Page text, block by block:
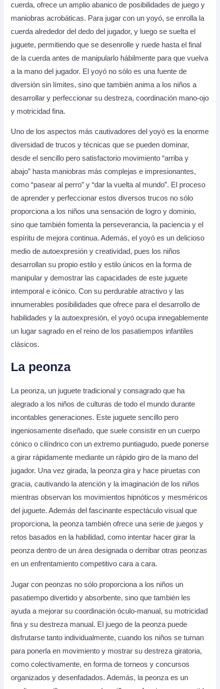
cuerda, ofrece un amplio abanico de posibilidades de juego y
maniobras acrobáticas. Para jugar con un yoyó, se enrolla la
cuerda alrededor del dedo del jugador, y luego se suelta el
juguete, permitiendo que se desenrolle y ruede hasta el final
de la cuerda antes de manipularlo hábilmente para que vuelva
a la mano del jugador. El yoyó no sólo es una fuente de
diversión sin límites, sino que también anima a los niños a
desarrollar y perfeccionar su destreza, coordinación mano-ojo
y motricidad fina.
Uno de los aspectos más cautivadores del yoyó es la enorme
diversidad de trucos y técnicas que se pueden dominar,
desde el sencillo pero satisfactorio movimiento “arriba y
abajo” hasta maniobras más complejas e impresionantes,
como “pasear al perro” y “dar la vuelta al mundo”. El proceso
de aprender y perfeccionar estos diversos trucos no sólo
proporciona a los niños una sensación de logro y dominio,
sino que también fomenta la perseverancia, la paciencia y el
espíritu de mejora continua. Además, el yoyó es un delicioso
medio de autoexpresión y creatividad, pues los niños
desarrollan su propio estilo y estilo únicos en la forma de
manipular y demostrar las capacidades de este juguete
intemporal e icónico. Con su perdurable atractivo y las
innumerables posibilidades que ofrece para el desarrollo de
habilidades y la autoexpresión, el yoyó ocupa innegablemente
un lugar sagrado en el reino de los pasatiempos infantiles
clásicos.
La peonza
La peonza, un juguete tradicional y consagrado que ha
alegrado a los niños de culturas de todo el mundo durante
incontables generaciones. Este juguete sencillo pero
ingeniosamente diseñado, que suele consistir en un cuerpo
cónico o cilíndrico con un extremo puntiagudo, puede ponerse
a girar rápidamente mediante un rápido giro de la mano del
jugador. Una vez girada, la peonza gira y hace piruetas con
gracia, cautivando la atención y la imaginación de los niños
mientras observan los movimientos hipnóticos y mesméricos
del juguete. Además del fascinante espectáculo visual que
proporciona, la peonza también ofrece una serie de juegos y
retos basados en la habilidad, como intentar hacer girar la
peonza dentro de un área designada o derribar otras peonzas
en un enfrentamiento competitivo cara a cara.
Jugar con peonzas no sólo proporciona a los niños un
pasatiempo divertido y absorbente, sino que también les
ayuda a mejorar su coordinación óculo-manual, su motricidad
fina y su destreza manual. El juego de la peonza puede
disfrutarse tanto individualmente, cuando los niños se turnan
para ponerla en movimiento y mostrar su destreza giratoria,
como colectivamente, en forma de torneos y concursos
organizados y desenfadados. Además, la peonza es un